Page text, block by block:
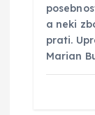
a neki
prati.
Marian